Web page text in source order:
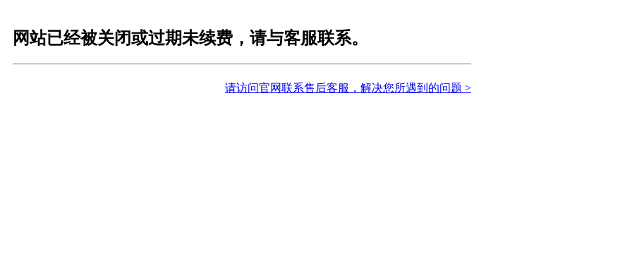
网站已经被关闭或过期未续费，请与客服联系。
请访问官网联系售后客服，解决您所遇到的问题 >